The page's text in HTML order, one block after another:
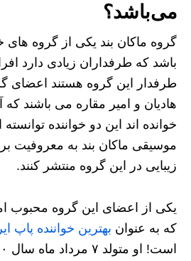
می‌باشد؟
گروه ماکان بند یکی از گروه های
باشد که طرفداران زیادی دارد
طرفدار این گروه هستند اعضای
هادیان و امیر مقاره می باشند که
خوانده اند این دو خواننده
موسیقی ماکان بند به معروفیت
زیبایی در این گروه منتشر کنند.
یکی از اعضای این گروه محبوب
که به عنوان بهترین خواننده پاپ